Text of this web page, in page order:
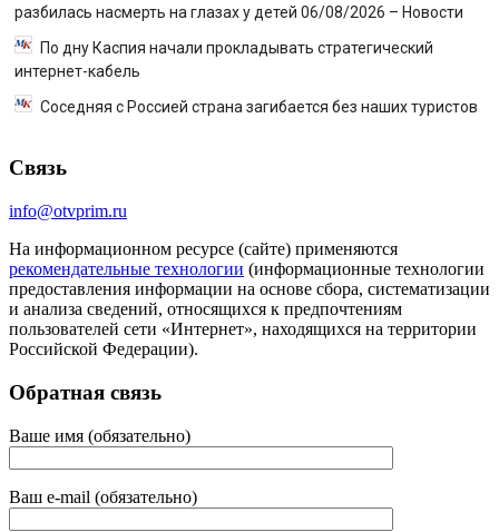
разбилась насмерть на глазах у детей 06/08/2026 – Новости
По дну Каспия начали прокладывать стратегический
интернет-кабель
Соседняя с Россией страна загибается без наших туристов
Связь
info@otvprim.ru
На информационном ресурсе (сайте) применяются
рекомендательные технологии (информационные технологии
предоставления информации на основе сбора, систематизации
и анализа сведений, относящихся к предпочтениям
пользователей сети «Интернет», находящихся на территории
Российской Федерации).
Обратная связь
Ваше имя (обязательно)
Ваш e-mail (обязательно)